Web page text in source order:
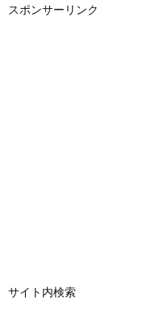
スポンサーリンク
サイト内検索